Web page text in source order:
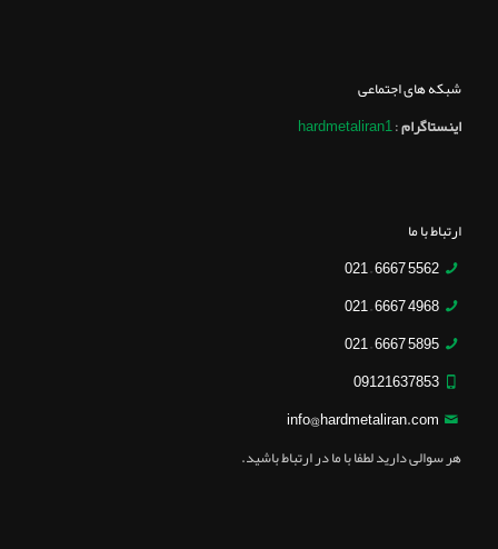
شبکه های اجتماعی
اینستاگرام:
hardmetaliran1
ارتباط با ما
5562 6667 – 021
4968 6667 – 021
5895 6667 – 021
09121637853
info@hardmetaliran.com
هر سوالی دارید لطفا با ما در ارتباط باشید.